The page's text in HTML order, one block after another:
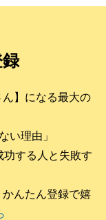
ん】になる最大の
い理由」
功する人と失敗す
んたん登録で嬉